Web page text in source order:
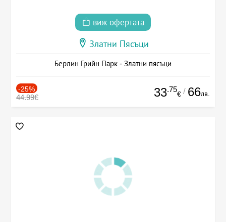
виж офертата
Златни Пясъци
Берлин Грийн Парк - Златни пясъци
-25%
44.99€ 33.75
€ / 66лв.